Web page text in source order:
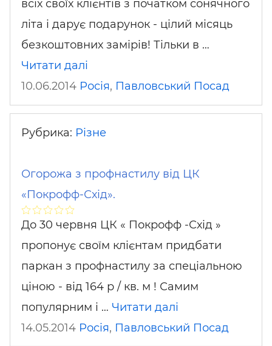
всіх своїх клієнтів з початком сонячного
літа і дарує подарунок - цілий місяць
безкоштовних замірів! Тільки в …
Читати далі
10.06.2014 Росія, Павловський Посад
Рубрика: Різне
Огорожа з профнастилу від ЦК
«Покрофф-Схід».
До 30 червня ЦК « Покрофф -Схід »
пропонує своїм клієнтам придбати
паркан з профнастилу за спеціальною
ціною - від 164 р / кв. м ! Самим
популярним і … Читати далі
14.05.2014 Росія, Павловський Посад